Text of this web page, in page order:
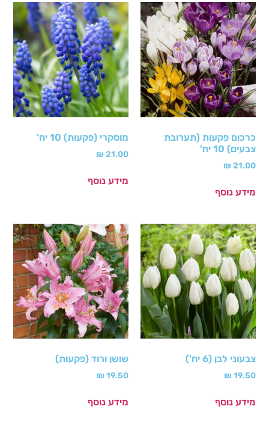
כרכום פקעות (תערובת
צבעים) 10 יח'
₪ 21.00
מידע נוסף
מוסקרי (פקעות) 10 יח'
₪ 21.00
מידע נוסף
צבעוני לבן (6 יח')
₪ 19.50
מידע נוסף
שושן ורוד (פקעות)
₪ 19.50
מידע נוסף